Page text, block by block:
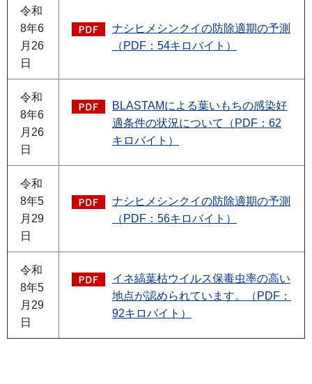
令和
8年6
月26
日
ナシヒメシンクイの防除適期の予測
（PDF：54キロバイト）
令和
8年6
月26
日
BLASTAMによる葉いもちの感染好
適条件の状況について（PDF：62
キロバイト）
令和
8年5
月29
日
ナシヒメシンクイの防除適期の予測
（PDF：56キロバイト）
令和
8年5
月29
日
イネ縞葉枯ウイルス保毒虫率の高い
地点が認められています。（PDF：
92キロバイト）